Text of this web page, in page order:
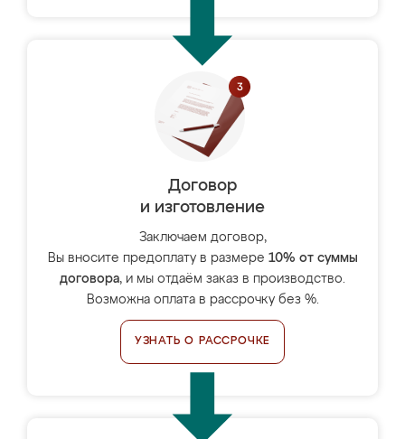
Договор
и изготовление
Заключаем договор,
Вы вносите предоплату в размере 10% от суммы
договора, и мы отдаём заказ в производство.
Возможна оплата в рассрочку без %.
УЗНАТЬ О РАССРОЧКЕ